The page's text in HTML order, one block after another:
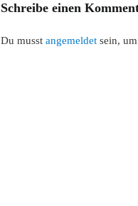
Schreibe einen
Du musst angemeldet sein,